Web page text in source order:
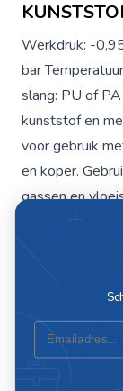
Werkdruk: -
bar
slang: PU of
kunststof en
voor gebruik
en koper.
gassen en
Maat
Email